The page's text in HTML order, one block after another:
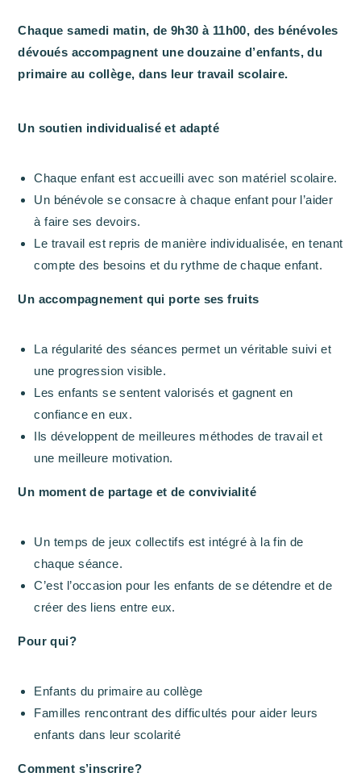
Chaque samedi matin, de 9h30 à 11h00, des bénévoles
dévoués accompagnent une douzaine d’enfants, du
primaire au collège, dans leur travail scolaire.
Un soutien individualisé et adapté
Chaque enfant est accueilli avec son matériel scolaire.
Un bénévole se consacre à chaque enfant pour l’aider
à faire ses devoirs.
Le travail est repris de manière individualisée, en tenant
compte des besoins et du rythme de chaque enfant.
Un accompagnement qui porte ses fruits
La régularité des séances permet un véritable suivi et
une progression visible.
Les enfants se sentent valorisés et gagnent en
confiance en eux.
Ils développent de meilleures méthodes de travail et
une meilleure motivation.
Un moment de partage et de convivialité
Un temps de jeux collectifs est intégré à la fin de
chaque séance.
C’est l’occasion pour les enfants de se détendre et de
créer des liens entre eux.
Pour qui?
Enfants du primaire au collège
Familles rencontrant des difficultés pour aider leurs
enfants dans leur scolarité
Comment s’inscrire?